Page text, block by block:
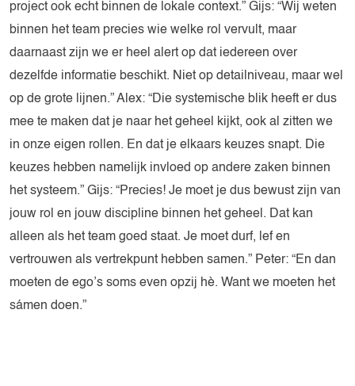
project ook echt binnen de lokale context.” Gijs: “Wij weten
binnen het team precies wie welke rol vervult, maar
daarnaast zijn we er heel alert op dat iedereen over
dezelfde informatie beschikt. Niet op detailniveau, maar wel
op de grote lijnen.” Alex: “Die systemische blik heeft er dus
mee te maken dat je naar het geheel kijkt, ook al zitten we
in onze eigen rollen. En dat je elkaars keuzes snapt. Die
keuzes hebben namelijk invloed op andere zaken binnen
het systeem.” Gijs: “Precies! Je moet je dus bewust zijn van
jouw rol en jouw discipline binnen het geheel. Dat kan
alleen als het team goed staat. Je moet durf, lef en
vertrouwen als vertrekpunt hebben samen.” Peter: “En dan
moeten de ego’s soms even opzij hè. Want we moeten het
sámen doen.”